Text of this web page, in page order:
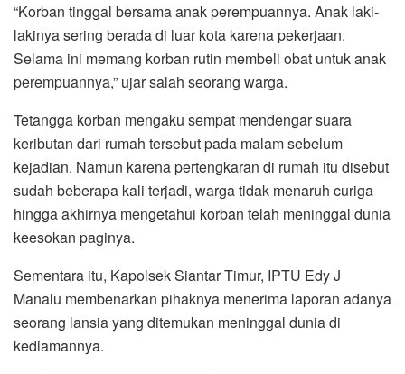
“Korban tinggal bersama anak perempuannya. Anak laki-
lakinya sering berada di luar kota karena pekerjaan.
Selama ini memang korban rutin membeli obat untuk anak
perempuannya,” ujar salah seorang warga.
Tetangga korban mengaku sempat mendengar suara
keributan dari rumah tersebut pada malam sebelum
kejadian. Namun karena pertengkaran di rumah itu disebut
sudah beberapa kali terjadi, warga tidak menaruh curiga
hingga akhirnya mengetahui korban telah meninggal dunia
keesokan paginya.
Sementara itu, Kapolsek Siantar Timur, IPTU Edy J
Manalu membenarkan pihaknya menerima laporan adanya
seorang lansia yang ditemukan meninggal dunia di
kediamannya.